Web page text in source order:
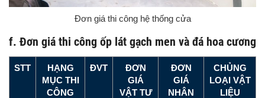
Đơn giá thi công hệ thống cửa
f. Đơn giá thi công ốp lát gạch men và đá hoa cương
STT
HẠNG
MỤC THI
CÔNG
ĐVT
ĐƠN
GIÁ
VẬT TƯ
ĐƠN
GIÁ
NHÂN
CHỦNG
LOẠI VẬT
LIỆU